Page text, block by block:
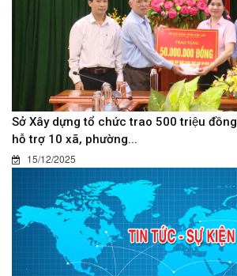
Sở Xây dựng tổ chức trao 500 triệu đồng
hỗ trợ 10 xã, phường...
15/12/2025